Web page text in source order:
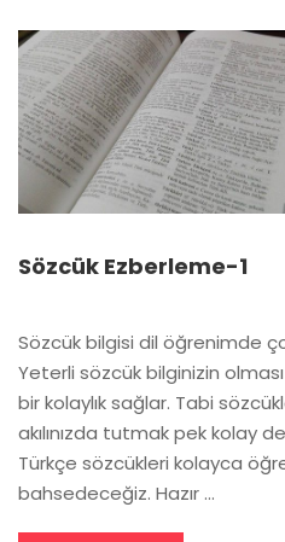
2
Sözcük Ezberleme-1
Sözcük bilgisi dil öğrenimde
Yeterli sözcük bilginizin
bir kolaylık sağlar. Tabi
akılınızda tutmak pek kolay
Türkçe sözcükleri kolayca
bahsedeceğiz. Hazır …